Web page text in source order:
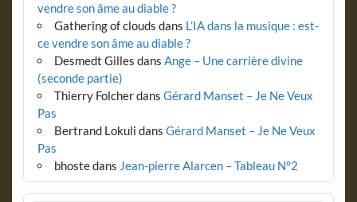
vendre son âme au diable ?
Gathering of clouds dans L’IA dans la musique : est-
ce vendre son âme au diable ?
Desmedt Gilles dans Ange – Une carrière divine
(seconde partie)
Thierry Folcherdans Gérard Manset – Je Ne Veux
Pas
Bertrand Lokuli dans Gérard Manset – Je Ne Veux
Pas
bhostedans Jean-pierre Alarcen – Tableau N°2